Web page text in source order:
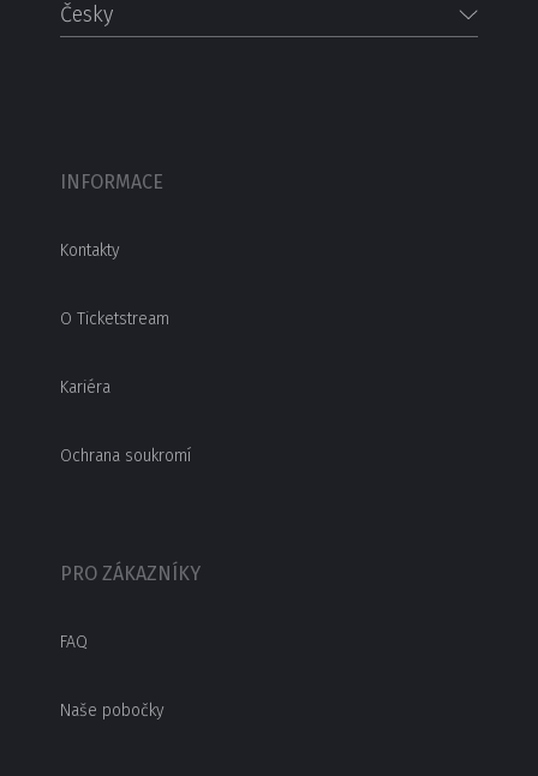
Česky
INFORMACE
Kontakty
O Ticketstream
Kariéra
Ochrana soukromí
PRO ZÁKAZNÍKY
FAQ
Naše pobočky